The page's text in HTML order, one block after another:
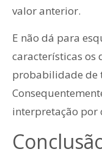
valor anterior.
E não dá para
características os
probabilidade de
interpretação por